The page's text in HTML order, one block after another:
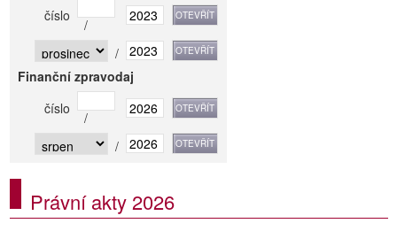
číslo
/
/
Finanční zpravodaj
číslo
/
/
Právní akty 2026